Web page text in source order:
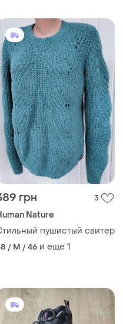
грн 3
Nature
пушистый свитер
/ M / 46 и еще 1